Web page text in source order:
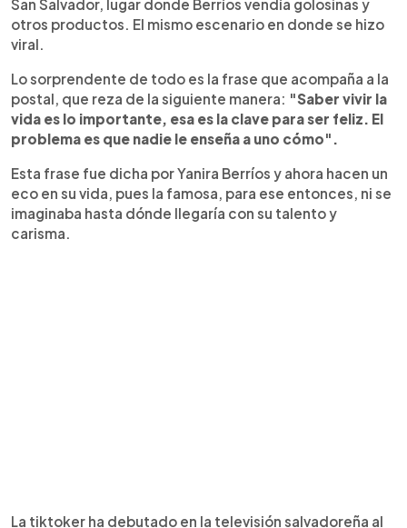
San Salvador, lugar donde Berríos vendía golosinas y
otros productos. El mismo escenario en donde se hizo
viral.
Lo sorprendente de todo es la frase que acompaña a la
postal, que reza de la siguiente manera: "Saber vivir la
vida es lo importante, esa es la clave para ser feliz. El
problema es que nadie le enseña a uno cómo".
Esta frase fue dicha por Yanira Berríos y ahora hacen un
eco en su vida, pues la famosa, para ese entonces, ni se
imaginaba hasta dónde llegaría con su talento y
carisma.
La tiktoker ha debutado en la televisión salvadoreña al